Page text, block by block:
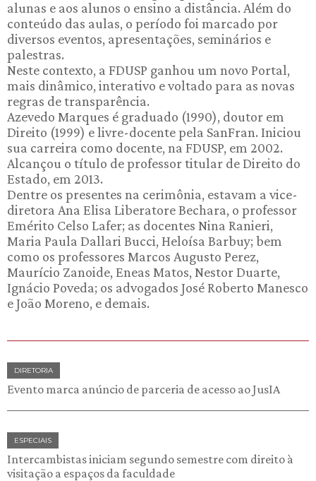
alunas e aos alunos o ensino a distância. Além do
conteúdo das aulas, o período foi marcado por
diversos eventos, apresentações, seminários e
palestras.
Neste contexto, a FDUSP ganhou um novo Portal,
mais dinâmico, interativo e voltado para as novas
regras de transparência.
Azevedo Marques é graduado (1990), doutor em
Direito (1999) e livre-docente pela SanFran. Iniciou
sua carreira como docente, na FDUSP, em 2002.
Alcançou o título de professor titular de Direito do
Estado, em 2013.
Dentre os presentes na cerimônia, estavam a vice-
diretora Ana Elisa Liberatore Bechara, o professor
Emérito Celso Lafer; as docentes Nina Ranieri,
Maria Paula Dallari Bucci, Heloísa Barbuy; bem
como os professores Marcos Augusto Perez,
Maurício Zanoide, Eneas Matos, Nestor Duarte,
Ignácio Poveda; os advogados José Roberto Manesco
e João Moreno, e demais.
DIRETORIA
Evento marca anúncio de parceria de acesso ao JusIA
ESPECIAIS
Intercambistas iniciam segundo semestre com direito à
visitação a espaços da faculdade